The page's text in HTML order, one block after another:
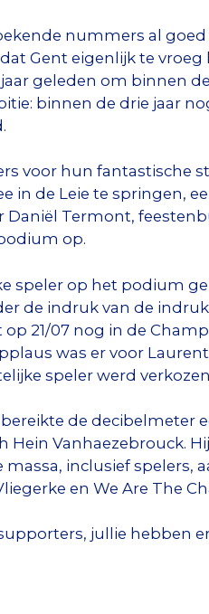
nummers al goed
Gent eigenlijk te
geleden om binnen
binnen de drie jaar
voor hun fantastische
in de Leie te springen,
Termont,
op.
speler op het podium
de indruk van de
21/07 nog in de
was er voor
speler werd
de decibelmeter
Vanhaezebrouck.
inclusief spelers,
en We Are The
jullie hebben